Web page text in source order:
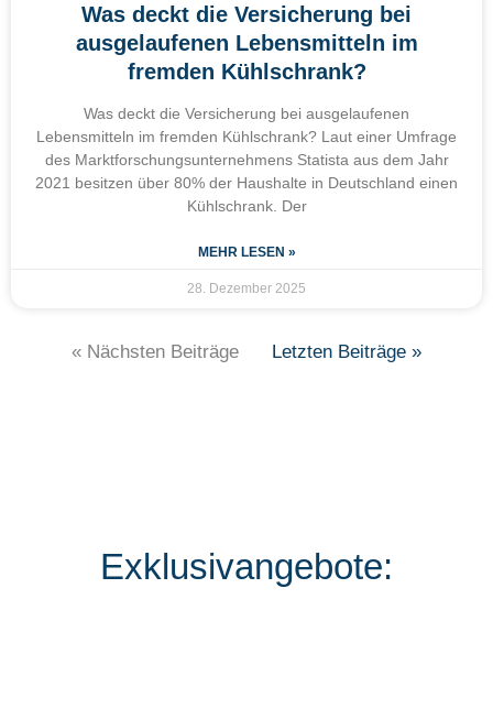
Was deckt die Versicherung bei
ausgelaufenen Lebensmitteln im
fremden Kühlschrank?
Was deckt die Versicherung bei ausgelaufenen
Lebensmitteln im fremden Kühlschrank? Laut einer Umfrage
des Marktforschungsunternehmens Statista aus dem Jahr
2021 besitzen über 80% der Haushalte in Deutschland einen
Kühlschrank. Der
MEHR LESEN »
28. Dezember 2025
« Nächsten Beiträge Letzten Beiträge »
Exklusivangebote: